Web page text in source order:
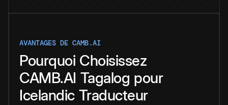
AVANTAGES DE CAMB.AI
Pourquoi Choisissez
CAMB.AI Tagalog pour
Icelandic Traducteur